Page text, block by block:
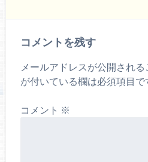
コメントを残す
メールアドレスが公開される
が付いている欄は必須項目で
コメント ※